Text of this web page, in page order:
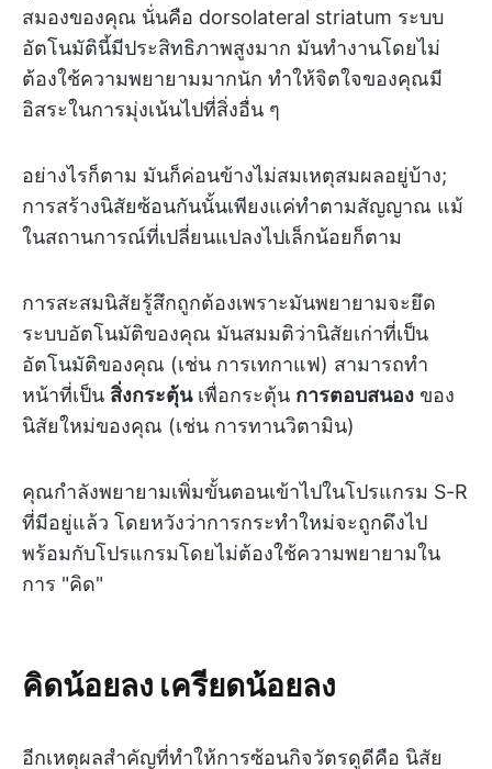
สมองของคุณ นั่นคือ dorsolateral striatum ระบบ
อัตโนมัตินี้มีประสิทธิภาพสูงมาก มันทำงานโดยไม่
ต้องใช้ความพยายามมากนัก ทำให้จิตใจของคุณมี
อิสระในการมุ่งเน้นไปที่สิ่งอื่น ๆ
อย่างไรก็ตาม มันก็ค่อนข้างไม่สมเหตุสมผลอยู่บ้าง;
การสร้างนิสัยซ้อนกันนั้นเพียงแค่ทำตามสัญญาณ แม้
ในสถานการณ์ที่เปลี่ยนแปลงไปเล็กน้อยก็ตาม
การสะสมนิสัยรู้สึกถูกต้องเพราะมันพยายามจะยึด
ระบบอัตโนมัติของคุณ มันสมมติว่านิสัยเก่าที่เป็น
อัตโนมัติของคุณ (เช่น การเทกาแฟ) สามารถทำ
หน้าที่เป็น สิ่งกระตุ้นเพื่อกระตุ้น การตอบสนอง ของ
นิสัยใหม่ของคุณ (เช่น การทานวิตามิน)
คุณกำลังพยายามเพิ่มขั้นตอนเข้าไปในโปรแกรม S-R
ที่มีอยู่แล้ว โดยหวังว่าการกระทำใหม่จะถูกดึงไป
พร้อมกับโปรแกรมโดยไม่ต้องใช้ความพยายามใน
การ "คิด"
คิดน้อยลง เครียดน้อยลง
อีกเหตุผลสำคัญที่ทำให้การซ้อนกิจวัตรดูดีคือ นิสัย